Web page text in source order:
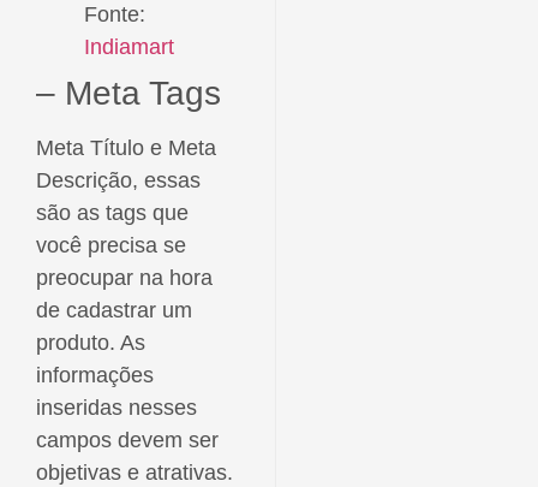
Fonte:
Indiamart
– Meta Tags
Meta Título e Meta
Descrição, essas
são as tags que
você precisa se
preocupar na hora
de cadastrar um
produto. As
informações
inseridas nesses
campos devem ser
objetivas e atrativas.